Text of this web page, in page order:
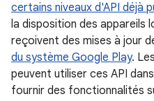
certains niveaux d'API déjà
la disposition des appareils
reçoivent des mises à jour
du système Google Play.
peuvent utiliser ces API
fournir des fonctionnalités